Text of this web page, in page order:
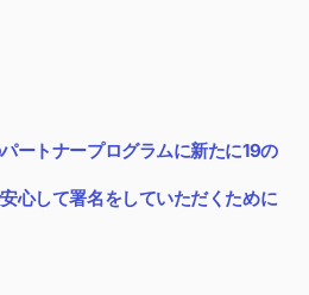
有
ートナープログラムに新たに19の
心して署名をしていただくために